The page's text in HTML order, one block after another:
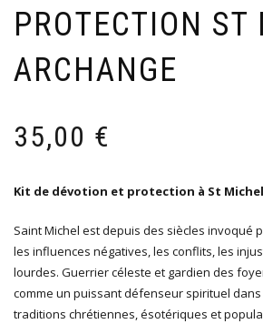
PROTECTION ST
ARCHANGE
35,00 €
Kit de dévotion et protection à St
Saint Michel est depuis des siècles invoqué
les influences négatives, les conflits, les
lourdes. Guerrier céleste et gardien des
comme un puissant défenseur spirituel
traditions chrétiennes, ésotériques et